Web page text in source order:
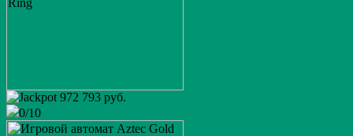
972 793 руб.
0/10
King of Cards
12 600 руб.
Book of Ra
user_1190264